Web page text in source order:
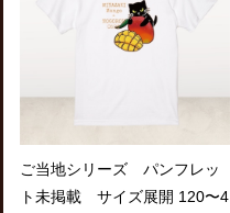
ご当地シリーズ パンフレッ
ト未掲載 サイズ展開 120〜4